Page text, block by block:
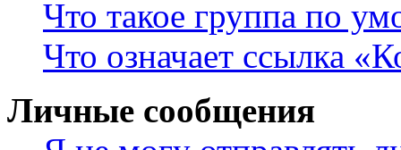
Что такое группа по
Что означает ссылка
Личные сообщения